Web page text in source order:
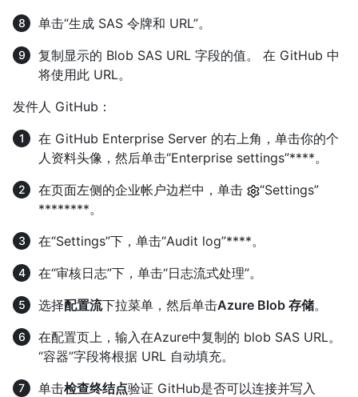
单击“生成 SAS 令牌和 URL”。
复制显示的 Blob SAS URL 字段的值。 在 GitHub 中
将使用此 URL。
发件人 GitHub：
在 GitHub Enterprise Server 的右上角，单击你的个
人资料头像，然后单击“Enterprise settings”****。
在页面左侧的企业帐户边栏中，单击
“Settings”
********。
在“Settings”下，单击“Audit log”****。
在“审核日志”下，单击“日志流式处理”。
选择配置流下拉菜单，然后单击Azure Blob 存储。
在配置页上，输入在Azure中复制的 blob SAS URL。
“容器”字段将根据 URL 自动填充。
单击检查终结点验证 GitHub是否可以连接并写入